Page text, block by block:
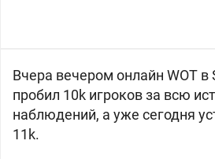
Вчера вечером онлайн WOT в
пробил 10k игроков за всю
наблюдений, а уже сегодня
11k.